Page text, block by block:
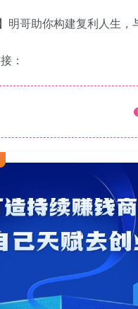
明哥助你构建复利人生，
：